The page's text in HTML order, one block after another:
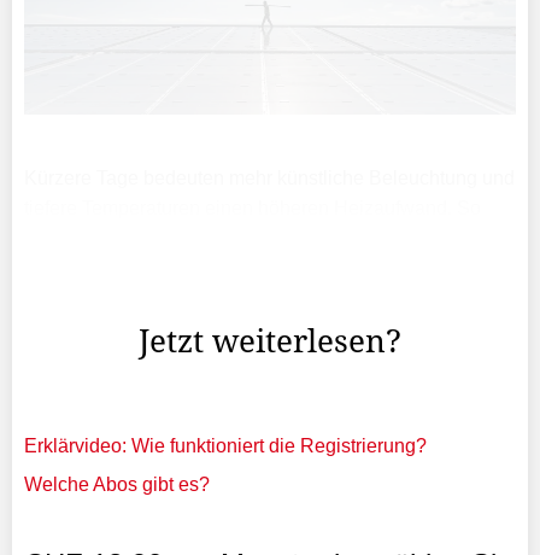
Jetzt weiterlesen?
Erklärvideo: Wie funktioniert die Registrierung?
Welche Abos gibt es?